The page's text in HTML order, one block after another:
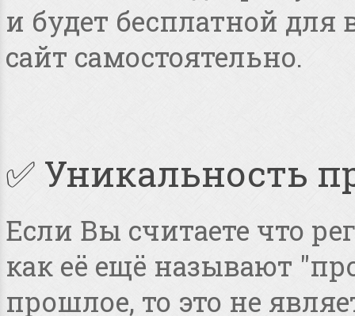
и будет бесплатной
сайт самостоятельно.
✅ Уникальность
Если Вы считаете что
как её ещё называют
прошлое, то это не